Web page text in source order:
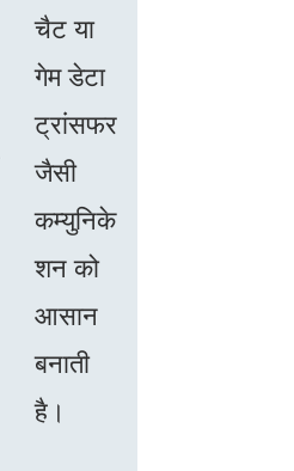
चैट या
गेम डेटा
ट्रांसफर
जैसी
कम्युनिके
शन को
आसान
बनाती
है।